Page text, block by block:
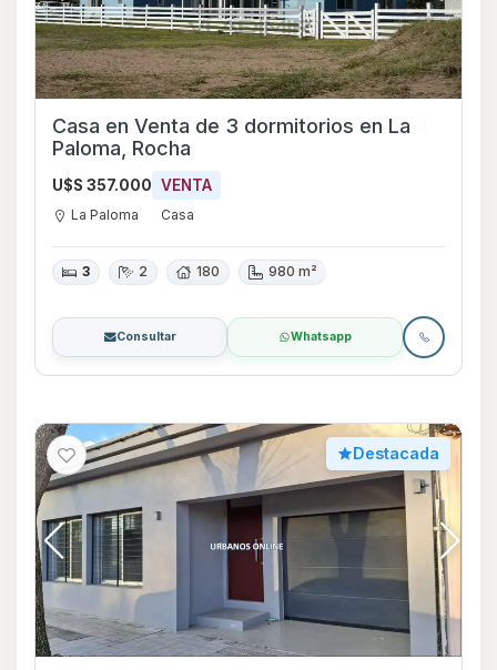
Casa en Venta de 3 dormitorios en La
Paloma, Rocha
U$S 357.000 VENTA
La Paloma Casa
3 2 180 980 m²
Consultar Whatsapp
Destacada